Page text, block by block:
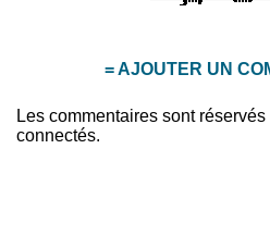
= AJOUTER UN
Les commentaires sont
connectés.